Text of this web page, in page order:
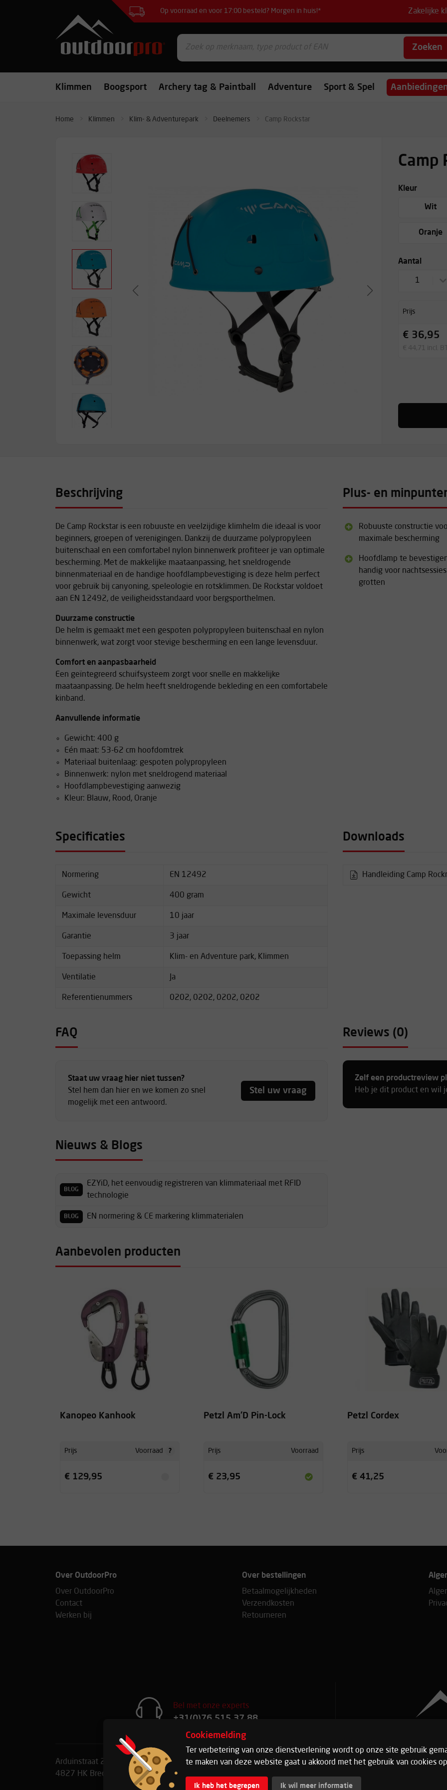
Op voorraad en voor 17:00 besteld? Morgen in huis!* Zakelijke
Zoeken
Klimmen Boogsport Archery tag & Paintball Adventure Sport & Spel
Home Klimmen Klim- & Adventurepark Deelnemers Camp Rockstar
Camp
Kleur
Wit
Oranje
Aantal
1
Prijs
€ 36,95
€ 44,71 incl.
Beschrijving
De Camp Rockstar is een robuuste en veelzijdige klimhelm die ideaal is voor
beginners, groepen of verenigingen. Dankzij de duurzame polypropyleen
buitenschaal en een comfortabel nylon binnenwerk profiteer je van optimale
bescherming. Met de makkelijke maataanpassing, het sneldrogende
binnenmateriaal en de handige hoofdlampbevestiging is deze helm perfect
voor gebruik bij canyoning, speleologie en rotsklimmen. De Rockstar voldoet
aan EN 12492, de veiligheidsstandaard voor bergsporthelmen.
Duurzame constructie
De helm is gemaakt met een gespoten polypropyleen buitenschaal en nylon
binnenwerk, wat zorgt voor stevige bescherming en een lange levensduur.
Comfort en aanpasbaarheid
Een geïntegreerd schuifsysteem zorgt voor snelle en makkelijke
maataanpassing. De helm heeft sneldrogende bekleding en een comfortabele
kinband.
Aanvullende informatie
Gewicht: 400 g
Eén maat: 53-62 cm hoofdomtrek
Materiaal buitenlaag: gespoten polypropyleen
Binnenwerk: nylon met sneldrogend materiaal
Hoofdlampbevestiging aanwezig
Kleur: Blauw, Rood, Oranje
Plus- en
Robuuste constructie
maximale bescherming
Hoofdlamp te
handig voor
grotten
Specificaties
Normering EN 12492
Gewicht 400 gram
Maximale levensduur 10 jaar
Garantie 3 jaar
Toepassing helm Klim- en Adventure park, Klimmen
Ventilatie Ja
Referentienummers 0202, 0202, 0202, 0202
Downloads
Handleiding Camp
FAQ
Staat uw vraag hier niet tussen?
Stel hem dan hier en we komen zo snel
mogelijk met een antwoord.
Stel uw vraag
Reviews (0)
Zelf een productreview
Heb je dit product en wil
Nieuws & Blogs
BLOG
EZYiD, het eenvoudig registreren van klimmateriaal met RFID
technologie
BLOG EN normering & CE markering klimmaterialen
Aanbevolen producten
Kanopeo Kanhook
Prijs Voorraad ?
€ 129,95
Petzl Am'D Pin-Lock
Prijs Voorraad
€ 23,95
Petzl Cordex
Prijs
€ 41,25
Over OutdoorPro
Over OutdoorPro
Contact
Werken bij
Over bestellingen
Betaalmogelijkheden
Verzendkosten
Retourneren
Bel met onze experts
+31(0)76 515 37 88
Arduinstraat 20
4827 HK Breda
Telefoon: +31(0)76 515 37 88
E-mail: info@outdoorpro.nl
Cookiemelding
Ter verbetering van onze dienstverlening wordt op onze site gebruik
te maken van deze website gaat u akkoord met het gebruik van cookies
Ik heb het begrepen Ik wil meer informatie